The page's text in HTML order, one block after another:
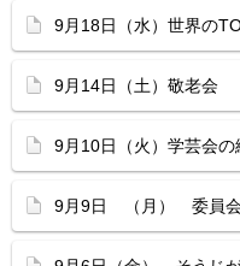
9月18日（水）世界の
9月14日（土）敬老会
9月10日（火）学芸会の
9月9日 （月） 委員